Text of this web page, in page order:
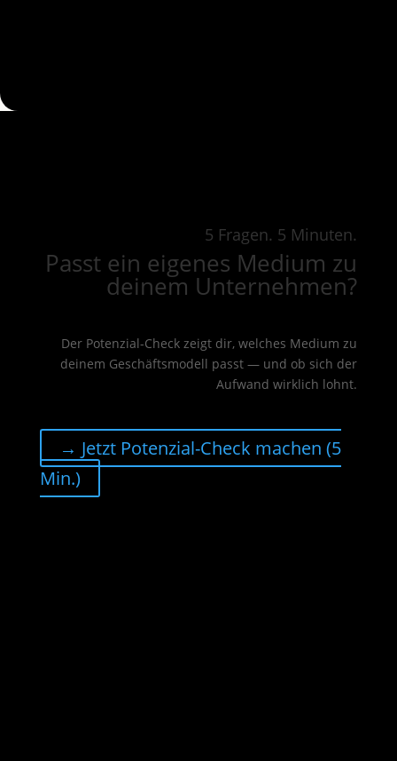
5 Fragen. 5 Minuten.
Passt ein eigenes Medium zu
deinem Unternehmen?
Der Potenzial-Check zeigt dir, welches Medium zu
deinem Geschäftsmodell passt — und ob sich der
Aufwand wirklich lohnt.
→ Jetzt Potenzial-Check machen (5
Min.)